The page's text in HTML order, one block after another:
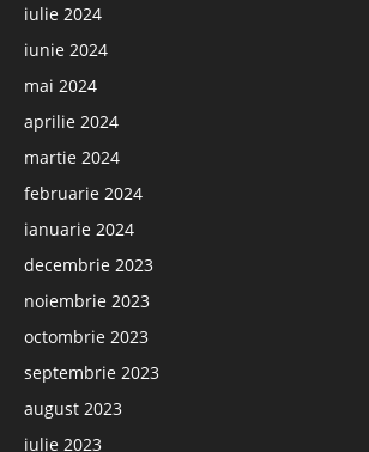
iulie 2024
iunie 2024
mai 2024
aprilie 2024
martie 2024
februarie 2024
ianuarie 2024
decembrie 2023
noiembrie 2023
octombrie 2023
septembrie 2023
august 2023
iulie 2023